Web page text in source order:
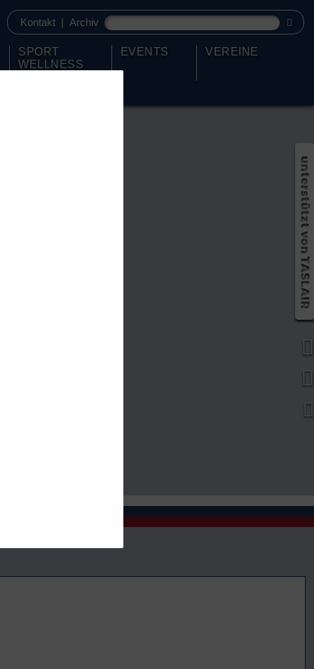
Kontakt | Archiv
SPORT
WELLNESS
EVENTS VEREINE